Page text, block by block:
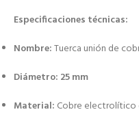
Especificaciones técnicas:
Nombre:Tuer­­ca unión de
Diámetro: 25 mm
Material: Cobre electrolítico